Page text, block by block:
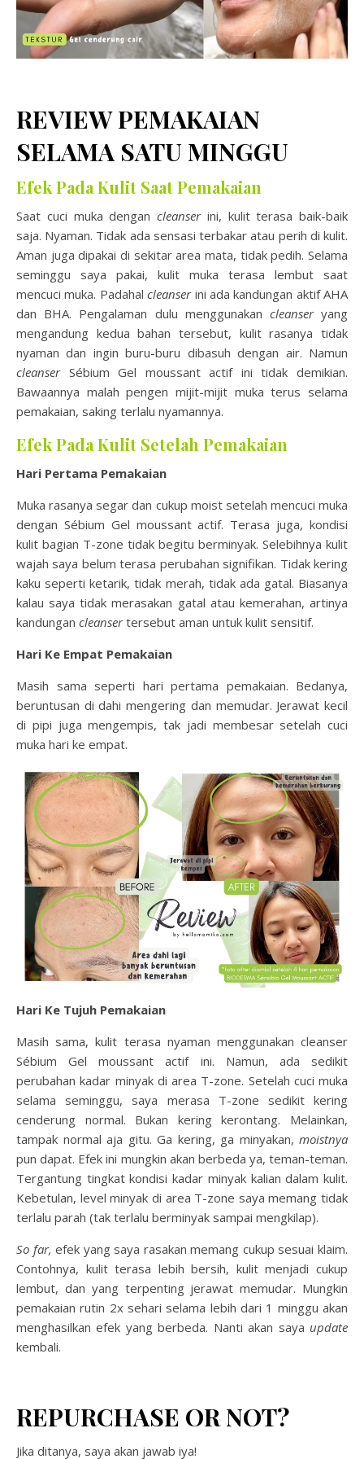
REVIEW PEMAKAIAN
SELAMA SATU MINGGU
Efek Pada Kulit Saat Pemakaian
Saat cuci muka dengan cleanserini, kulit terasa baik-baik
saja. Nyaman. Tidak ada sensasi terbakar atau perih di kulit.
Aman juga dipakai di sekitar area mata, tidak pedih. Selama
seminggu saya pakai, kulit muka terasa lembut saat
mencuci muka. Padahalcleanserini ada kandungan aktif AHA
dan BHA. Pengalaman dulu menggunakan cleanseryang
mengandung kedua bahan tersebut, kulit rasanya tidak
nyaman dan ingin buru-buru dibasuh dengan air. Namun
cleanserSébium Gel moussant actif ini tidak demikian.
Bawaannya malah pengen mijit-mijit muka terus selama
pemakaian, saking terlalu nyamannya.
Efek Pada Kulit Setelah Pemakaian
Hari Pertama Pemakaian
Muka rasanya segar dan cukup moist setelah mencuci muka
dengan Sébium Gel moussant actif. Terasa juga, kondisi
kulit bagian T-zone tidak begitu berminyak. Selebihnya kulit
wajah saya belum terasa perubahan signifikan. Tidak kering
kaku seperti ketarik, tidak merah, tidak ada gatal. Biasanya
kalau saya tidak merasakan gatal atau kemerahan, artinya
kandungan cleansertersebut aman untuk kulit sensitif.
Hari Ke Empat Pemakaian
Masih sama seperti hari pertama pemakaian. Bedanya,
beruntusan di dahi mengering dan memudar. Jerawat kecil
di pipi juga mengempis, tak jadi membesar setelah cuci
muka hari ke empat.
Hari Ke Tujuh Pemakaian
Masih sama, kulit terasa nyaman menggunakan cleanser
Sébium Gel moussant actif ini. Namun, ada sedikit
perubahan kadar minyak di area T-zone. Setelah cuci muka
selama seminggu, saya merasa T-zone sedikit kering
cenderung normal. Bukan kering kerontang. Melainkan,
tampak normal aja gitu. Ga kering, ga minyakan, moistnya
pun dapat. Efek ini mungkin akan berbeda ya, teman-teman.
Tergantung tingkat kondisi kadar minyak kalian dalam kulit.
Kebetulan, level minyak di area T-zone saya memang tidak
terlalu parah (tak terlalu berminyak sampai mengkilap).
So far, efek yang saya rasakan memang cukup sesuai klaim.
Contohnya, kulit terasa lebih bersih, kulit menjadi cukup
lembut, dan yang terpenting jerawat memudar. Mungkin
pemakaian rutin 2x sehari selama lebih dari 1 minggu akan
menghasilkan efek yang berbeda. Nanti akan saya update
kembali.
REPURCHASE OR NOT?
Jika ditanya, saya akan jawab iya!